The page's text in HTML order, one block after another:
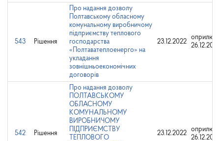
543 Рішення
Про надання дозволу
Полтавському обласному
комунальному виробничому
підприємству теплового
господарства
«Полтаватеплоенерго» на
укладання
зовнішньоекономічних
договорів
23.12.2022
26.12.2022
542 Рішення
Про надання дозволу
ПОЛТАВСЬКОМУ
ОБЛАСНОМУ
КОМУНАЛЬНОМУ
ВИРОБНИЧОМУ
ПІДПРИЄМСТВУ
ТЕПЛОВОГО
23.12.2022
26.12.2022